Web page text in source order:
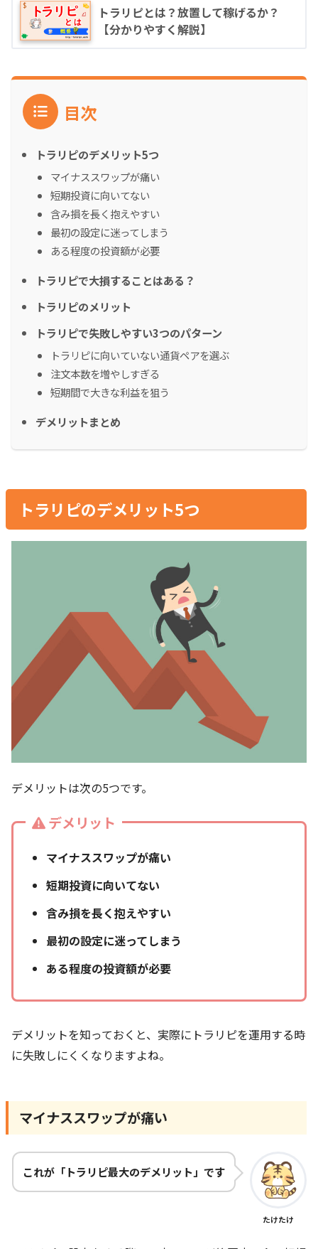
トラリピとは？放置して稼げるか？
【分かりやすく解説】
目次
トラリピのデメリット5つ
マイナススワップが痛い
短期投資に向いてない
含み損を長く抱えやすい
最初の設定に迷ってしまう
ある程度の投資額が必要
トラリピで大損することはある？
トラリピのメリット
トラリピで失敗しやすい3つのパターン
トラリピに向いていない通貨ペアを選ぶ
注文本数を増やしすぎる
短期間で大きな利益を狙う
デメリットまとめ
トラリピのデメリット5つ
デメリットは次の5つです。
デメリット
マイナススワップが痛い
短期投資に向いてない
含み損を長く抱えやすい
最初の設定に迷ってしまう
ある程度の投資額が必要
デメリットを知っておくと、実際にトラリピを運用する時
に失敗しにくくなりますよね。
マイナススワップが痛い
これが「トラリピ最大のデメリット」です
たけたけ